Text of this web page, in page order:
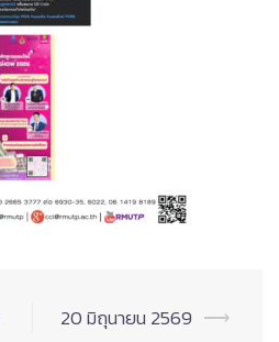
20 มิถุนายน 2569 ⟶